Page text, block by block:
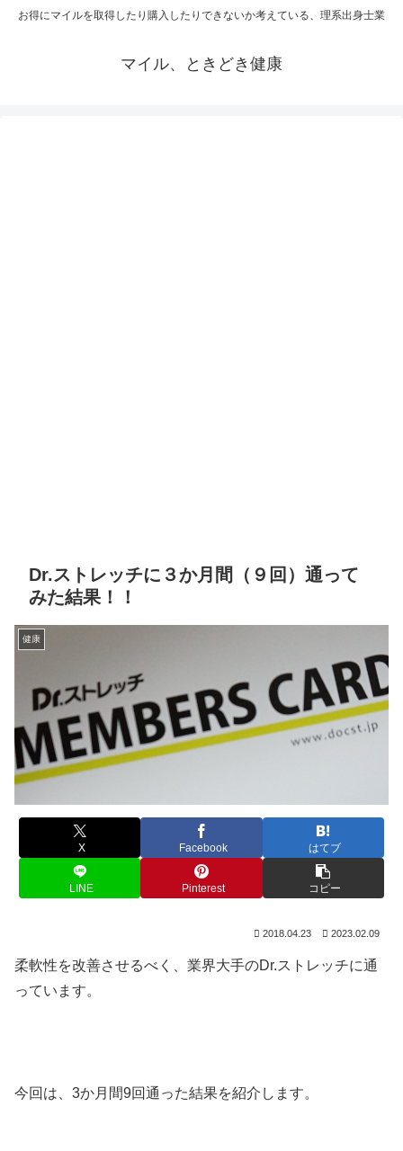
お得にマイルを取得したり購入したりできないか考えている、理系出身士業
マイル、ときどき健康
Dr.ストレッチに３か月間（９回）通って
みた結果！！
健康
X Facebook はてブ
LINE Pinterest コピー
2018.04.23 2023.02.09
柔軟性を改善させるべく、業界大手のDr.ストレッチに通
っています。
今回は、3か月間9回通った結果を紹介します。